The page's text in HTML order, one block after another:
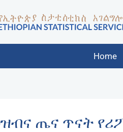
Home
ጤና ጥናት